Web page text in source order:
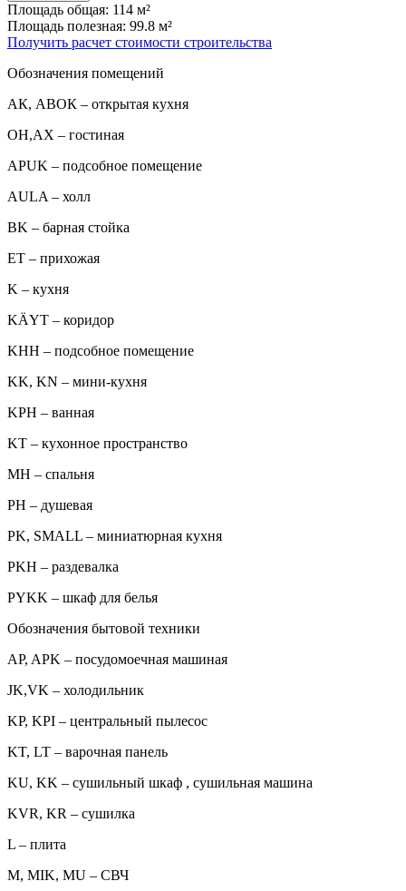
Площадь общая: 114 м²
Площадь полезная: 99.8 м²
Получить расчет стоимости строительства
Обозначения помещений
АК, АВОК – открытая кухня
ОН,AX – гостиная
APUK – подсобное помещение
AULA – холл
BK – барная стойка
ET – прихожая
K – кухня
KÄYT – коридор
KHH – подсобное помещение
KK, KN – мини-кухня
KPH – ванная
KT – кухонное пространство
MH – спальня
PH – душевая
PK, SMALL – миниатюрная кухня
PKH – раздевалка
PYKK – шкаф для белья
Обозначения бытовой техники
AP, APK – посудомоечная машиная
JK,VK – холодильник
KP, KPI – центральный пылесос
KT, LT – варочная панель
KU, KK – сушильный шкаф , сушильная машина
KVR, KR – сушилка
L – плита
M, MIK, MU – СВЧ